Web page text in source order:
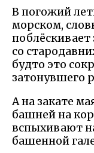
В погожий
морском,
поблёскивает
со
будто это
затонувшего
А на закате
башней на
вспыхивают
башенной